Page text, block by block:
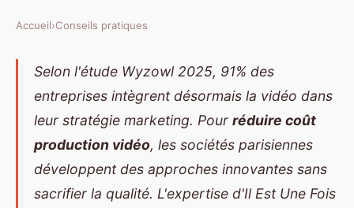
CONSEILS PRATIQUES
Comment réduire le coût d'une
production vidéo sans sacrifier
la qualité ?
Louis • 26 avril 2026 12 min de lecture
Accueil›Conseils pratiques
Selon l'étude Wyzowl 2025, 91% des
entreprises intègrent désormais la vidéo dans
leur stratégie marketing. Pour réduire coût
production vidéo, les sociétés parisiennes
développent des approches innovantes sans
sacrifier la qualité. L'expertise d'Il Est Une Fois